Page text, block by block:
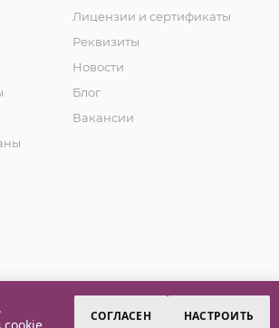
Лицензии и сертификаты
Реквизиты
Новости
Блог
Вакансии
cookie СОГЛАСЕН НАСТРОИТЬ